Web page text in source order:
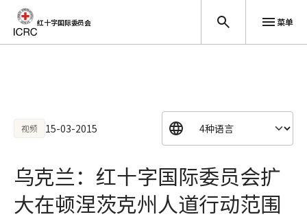
红十字国际委员会 菜单
视频 15-03-2015
乌克兰：红十字国际委员会扩
大在顿涅茨克州人道行动范围